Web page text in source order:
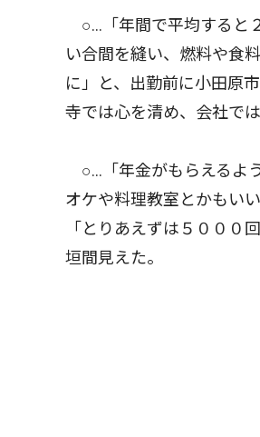
○…「年間で平均すると
い合間を縫い、燃料や食
に」と、出勤前に小田原
寺では心を清め、会社で
○…「年金がもらえるよ
オケや料理教室とかもい
「とりあえずは５０００
垣間見えた。